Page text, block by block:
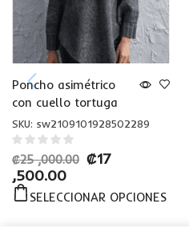
Poncho asimétrico
con cuello tortuga
SKU: sw2109101928502289
₡25 ,000.00 ₡17
,500.00
SELECCIONAR OPCIONES